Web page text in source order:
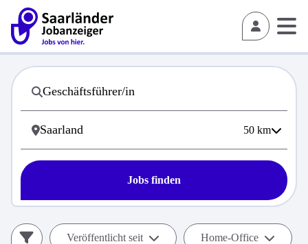
50 km
Jobs finden
Veröffentlicht seit Home-Office